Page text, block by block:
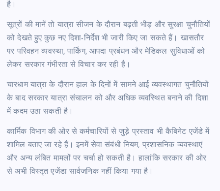
है।
सूत्रों की मानें तो यात्रा सीजन के दौरान बढ़ती भीड़ और सुरक्षा चुनौतियों
को देखते हुए कुछ नए दिशा-निर्देश भी जारी किए जा सकते हैं। खासतौर
पर परिवहन व्यवस्था, पार्किंग, आपदा प्रबंधन और मेडिकल सुविधाओं को
लेकर सरकार गंभीरता से विचार कर रही है।
चारधाम यात्रा के दौरान हाल के दिनों में सामने आई व्यवस्थागत चुनौतियों
के बाद सरकार यात्रा संचालन को और अधिक व्यवस्थित बनाने की दिशा
में कदम उठा सकती है।
कार्मिक विभाग की ओर से कर्मचारियों से जुड़े प्रस्ताव भी कैबिनेट एजेंडे में
शामिल बताए जा रहे हैं। इनमें सेवा संबंधी नियम, प्रशासनिक व्यवस्थाएं
और अन्य लंबित मामलों पर चर्चा हो सकती है। हालांकि सरकार की ओर
से अभी विस्तृत एजेंडा सार्वजनिक नहीं किया गया है।